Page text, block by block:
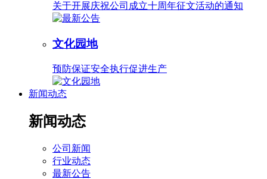
关于开展庆祝公司成立十周年征文活动的通知
文化园地
预防保证安全执行促进生产
新闻动态
新闻动态
公司新闻
行业动态
最新公告